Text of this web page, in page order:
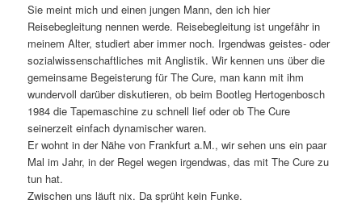
Sie meint mich und einen jungen Mann, den ich hier
Reisebegleitung nennen werde. Reisebegleitung ist ungefähr in
meinem Alter, studiert aber immer noch. Irgendwas geistes- oder
sozialwissenschaftliches mit Anglistik. Wir kennen uns über die
gemeinsame Begeisterung für The Cure, man kann mit ihm
wundervoll darüber diskutieren, ob beim Bootleg Hertogenbosch
1984 die Tapemaschine zu schnell lief oder ob The Cure
seinerzeit einfach dynamischer waren.
Er wohnt in der Nähe von Frankfurt a.M., wir sehen uns ein paar
Mal im Jahr, in der Regel wegen irgendwas, das mit The Cure zu
tun hat.
Zwischen uns läuft nix. Da sprüht kein Funke.